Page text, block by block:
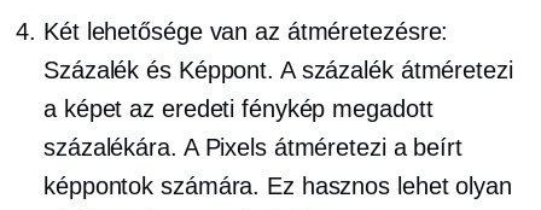
Két lehetősége van az átméretezésre:
Százalék és Képpont. A százalék átméretezi
a képet az eredeti fénykép megadott
százalékára. A Pixels átméretezi a beírt
képpontok számára. Ez hasznos lehet olyan